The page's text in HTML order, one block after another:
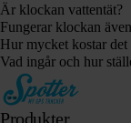
Är klockan vattentät?
Fungerar klockan
Hur mycket kostar det
Vad ingår och hur
Produkter